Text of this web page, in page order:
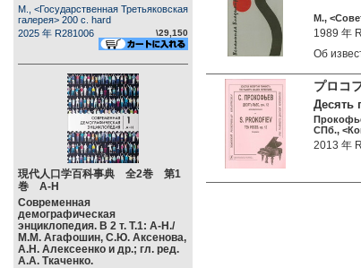
М., <Государственная Третьяковская
галерея> 200 c. hard
2025 年 R281006
\29,150
現代人口学百科事典 全2巻 第1
巻 А-Н
Современная
демографическая
энциклопедия. В 2 т. Т.1: А-Н./
М.М. Агафошин, С.Ю. Аксенова,
А.Н. Алексеенко и др.; гл. ред.
А.А. Ткаченко.
М.,
1989 年
Об
プロコ
Десять
СПб.,
2013 年